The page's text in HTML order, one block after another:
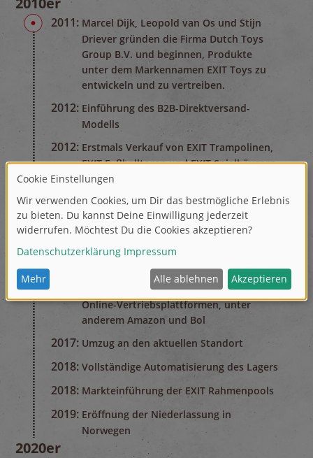
2011: Marcel Dijk, Leopold van Os und Stijn
Driever gründen die Firma Dutch Toys
Group B.V. und beginnen, Produkte
unter dem Markennamen EXIT Toys zu
entwickeln und zu vertreiben.
2012: Einführung des B2B-Direktversand-
Modells
2012: Erstmals Verkauf von EXIT Trampolinen,
EXIT Fußballtoren und EXIT Spielhäusern
2013: Der erste Mitarbeiter wird eingestellt
und die Firma erwirtschaftet den ersten
Gewinn
Erstmals Vertrieb von Produkten auf
Online-Vertriebsplattformen, unter
anderem Amazon und Bol
2017: Umzug an den aktuellen Standort
2018: Vollständige Automatisierung des Lagers
2018: Markteinführung der EXIT Rahmenpools
2019: Eröffnung der Niederlassung in
Norwegen
2020er